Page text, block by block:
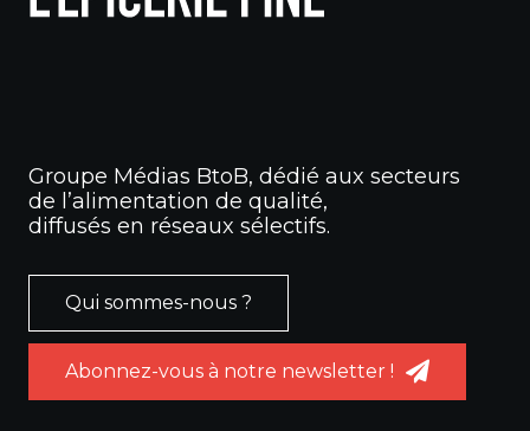
Groupe Médias BtoB, dédié aux secteurs
de l’alimentation de qualité,
diffusés en réseaux sélectifs.
Qui sommes-nous ?
Abonnez-vous à notre newsletter !